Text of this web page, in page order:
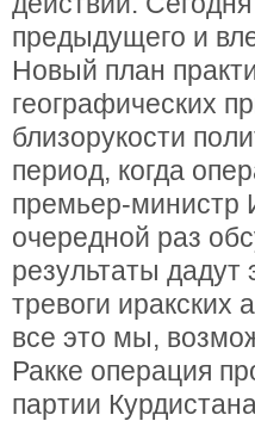
предыдущего и
Новый план
географических
близорукости
период, когда
премьер-министр
очередной раз
результаты дадут
тревоги
все это мы,
Ракке операция
партии